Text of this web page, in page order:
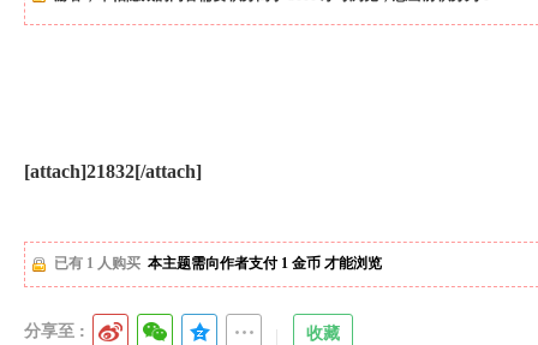
[attach]21832[/attach]
已有 1 人购买 本主题需向作者支付 1 金币 才能浏览
分享至 : 收藏